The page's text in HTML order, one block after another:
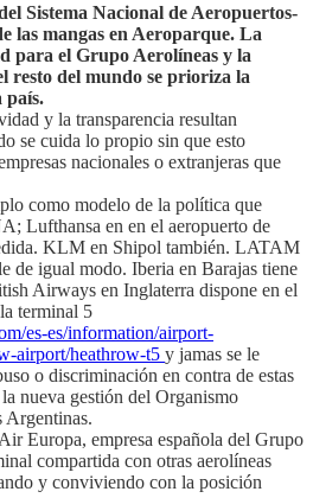
Sistema Nacional de Aeropuertos-
las mangas en Aeroparque. La
para el Grupo Aerolíneas y la
resto del mundo se prioriza la
país.
y la transparencia resultan
se cuida lo propio sin que esto
nacionales o extranjeras que
como modelo de la política que
Lufthansa en en el aeropuerto de
KLM en Shipol también. LATAM
de igual modo. Iberia en Barajas tiene
Airways en Inglaterra dispone en el
terminal 5
es-es/information/airport-
airport/heathrow-t5 y jamas se le
o discriminación en contra de estas
nueva gestión del Organismo
Argentinas.
Europa, empresa española del Grupo
compartida con otras aerolíneas
y conviviendo con la posición